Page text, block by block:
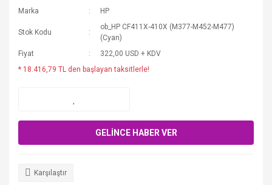
Marka
HP
Stok Kodu
ob_HP CF411X-410X (M377-M452-M477)
(Cyan)
Fiyat
322,00 USD + KDV
* 18.416,79 TL den başlayan taksitlerle!
GELİNCE HABER VER
Karşılaştır